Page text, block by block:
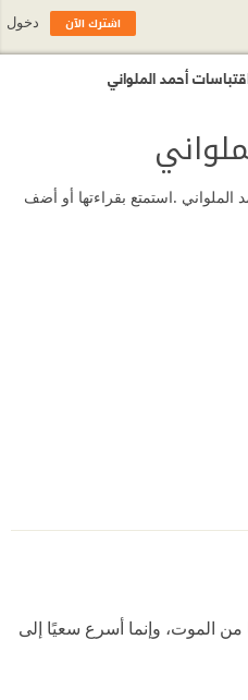
أحمد الملواني
.استمتع بقراءتها أو أضف
من الموت، وإنما أسرع سعيًا إلى
اشترك الآن دخول